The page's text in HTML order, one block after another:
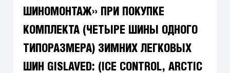
ШИНОМОНТАЖ» ПРИ ПОКУПКЕ
КОМПЛЕКТА (ЧЕТЫРЕ ШИНЫ ОДНОГО
ТИПОРАЗМЕРА) ЗИМНИХ ЛЕГКОВЫХ
ШИН GISLAVED: (ICE CONTROL, ARCTIC